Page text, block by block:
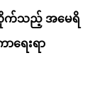
လိုက်သည့် အမေရိ
ရေးရာ